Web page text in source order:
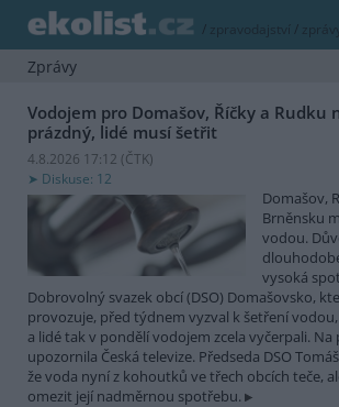
/ zpravodajství / zprávy
Zprávy
Vodojem pro Domašov, Říčky a Rudku
prázdný, lidé musí šetřit
4.8.2026 17:12 (ČTK)
Diskuse: 12
Domašov,
Brněnsku
vodou.
vysoká
Dobrovolný svazek obcí (DSO) Domašovsko,
provozuje, před týdnem vyzval k šetření
a lidé tak v pondělí vodojem zcela vyčerpali.
upozornila Česká televize. Předseda DSO
že voda nyní z kohoutků ve třech obcích teče,
omezit její nadměrnou spotřebu.